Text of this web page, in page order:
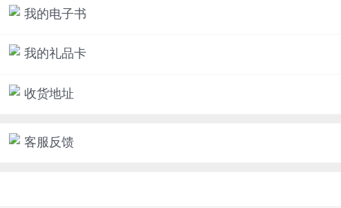
我的电子书
我的礼品卡
收货地址
客服反馈